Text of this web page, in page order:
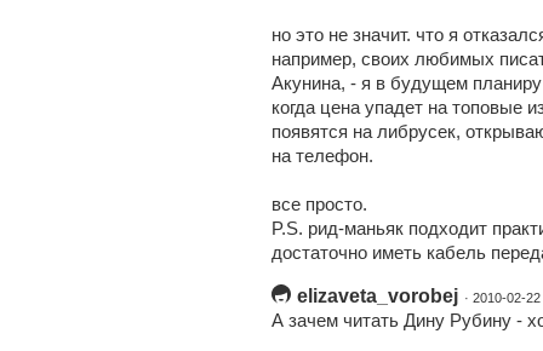
но это не значит. что я
например, своих любимых
Акунина, - я в будущем
когда цена упадет на топовые
появятся на либрусек,
на телефон.
все просто.
P.S. рид-маньяк подходит
достаточно иметь кабель
elizaveta_vorobej · 2010-02-
А зачем читать Дину Рубину -